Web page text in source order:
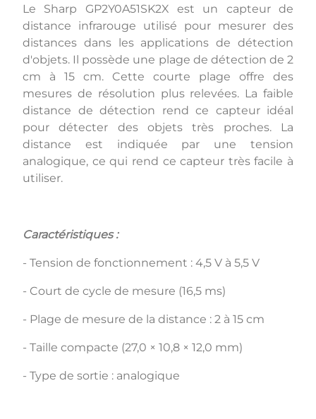
Le Sharp GP2Y0A51SK2X est un capteur de
distance infrarouge utilisé pour mesurer des
distances dans les applications de détection
d'objets. Il possède une plage de détection de 2
cm à 15 cm. Cette courte plage offre des
mesures de résolution plus relevées. La faible
distance de détection rend ce capteur idéal
pour détecter des objets très proches. La
distance est indiquée par une tension
analogique, ce qui rend ce capteur très facile à
utiliser.
Caractéristiques :
- Tension de fonctionnement : 4,5 V à 5,5 V
- Court de cycle de mesure (16,5 ms)
- Plage de mesure de la distance : 2 à 15 cm
- Taille compacte (27,0 × 10,8 × 12,0 mm)
- Type de sortie : analogique